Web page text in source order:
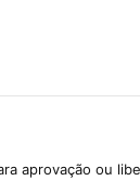
aprovação ou